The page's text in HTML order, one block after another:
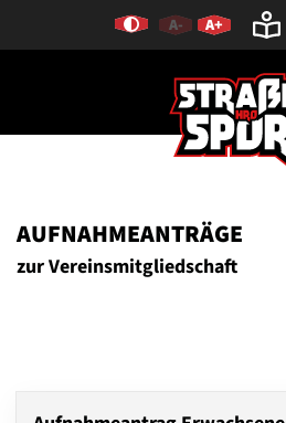
A- A+
AUFNAHMEANTRÄGE
zur Vereinsmitgliedschaft